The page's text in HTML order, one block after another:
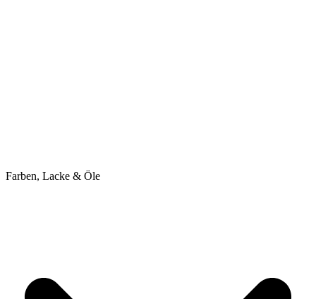
Farben, Lacke & Öle